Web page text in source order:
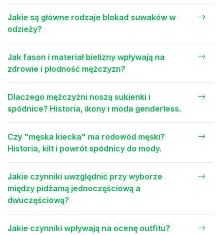
Jakie są główne rodzaje blokad suwaków w
odzieży?
Jak fason i materiał bielizny wpływają na
zdrowie i płodność mężczyzn?
Dlaczego mężczyźni noszą sukienki i
spódnice? Historia, ikony i moda genderless.
Czy "męska kiecka" ma rodowód męski?
Historia, kilt i powrót spódnicy do mody.
Jakie czynniki uwzględnić przy wyborze
między pidżamą jednoczęściową a
dwuczęściową?
Jakie czynniki wpływają na ocenę outfitu?